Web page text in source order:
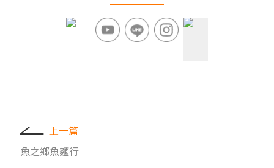
上一篇
魚之鄉魚麵行